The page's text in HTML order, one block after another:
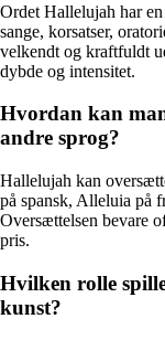
Ordet Hallelujah har
sange, korsatser,
velkendt og kraftfuldt
dybde og intensitet.
Hvordan kan
andre sprog?
Hallelujah kan
på spansk, Alleluia på
Oversættelsen bevare
pris.
Hvilken rolle
kunst?